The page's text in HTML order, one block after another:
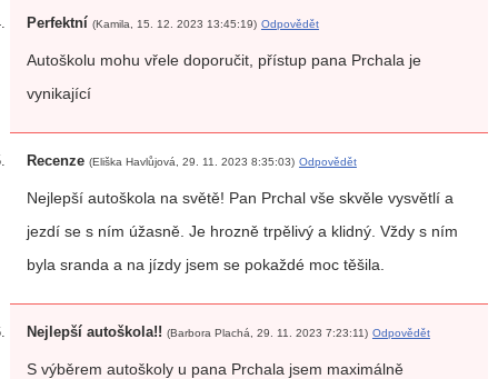
Perfektní (Kamila, 15. 12. 2023 13:45:19) Odpovědět
Autoškolu mohu vřele doporučit, přístup pana Prchala je
vynikající
Recenze (Eliška Havlůjová, 29. 11. 2023 8:35:03) Odpovědět
Nejlepší autoškola na světě! Pan Prchal vše skvěle vysvětlí a
jezdí se s ním úžasně. Je hrozně trpělivý a klidný. Vždy s ním
byla sranda a na jízdy jsem se pokaždé moc těšila.
Nejlepší autoškola!! (Barbora Plachá, 29. 11. 2023 7:23:11) Odpovědět
S výběrem autoškoly u pana Prchala jsem maximálně